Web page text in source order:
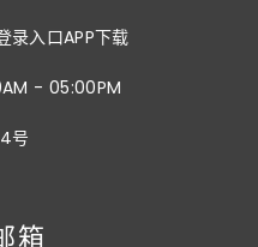
录入口APP下载
- 05:00PM
号
箱